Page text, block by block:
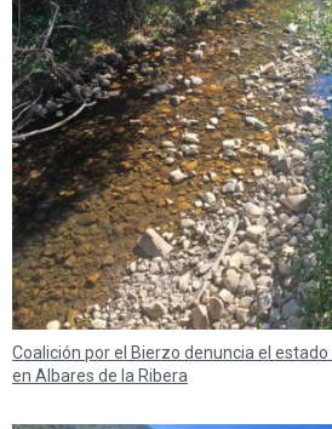
Coalición por el Bierzo denuncia el
en Albares de la Ribera